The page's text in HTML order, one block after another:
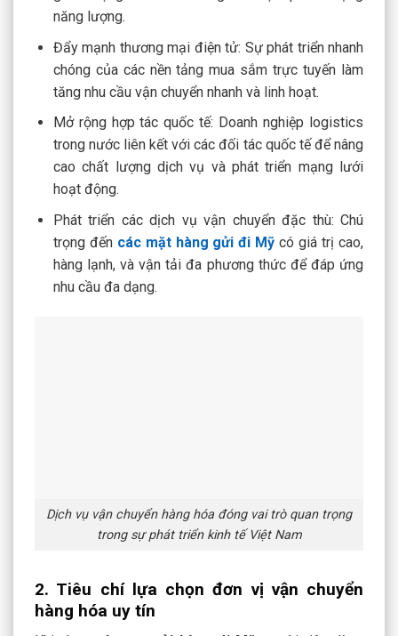
năng lượng.
Đẩy mạnh thương mại điện tử: Sự phát triển nhanh
chóng của các nền tảng mua sắm trực tuyến làm
tăng nhu cầu vận chuyển nhanh và linh hoạt.
Mở rộng hợp tác quốc tế: Doanh nghiệp logistics
trong nước liên kết với các đối tác quốc tế để nâng
cao chất lượng dịch vụ và phát triển mạng lưới
hoạt động.
Phát triển các dịch vụ vận chuyển đặc thù: Chú
trọng đến các mặt hàng gửi đi Mỹ có giá trị cao,
hàng lạnh, và vận tải đa phương thức để đáp ứng
nhu cầu đa dạng.
Dịch vụ vận chuyển hàng hóa đóng vai trò quan trọng
trong sự phát triển kinh tế Việt Nam
2. Tiêu chí lựa chọn đơn vị vận chuyển
hàng hóa uy tín